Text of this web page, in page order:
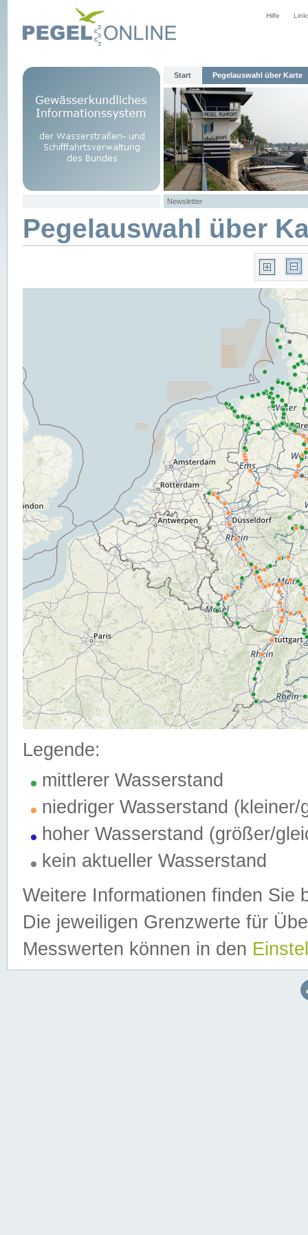
Hilfe
Start Pegelauswahl über Karte
Newsletter
Pegelauswahl über
Legende:
mittlerer Wasserstand
niedriger Wasserstand (kleiner/
hoher Wasserstand (größer/
kein aktueller Wasserstand
Weitere Informationen finden Sie
Die jeweiligen Grenzwerte für
Messwerten können in den